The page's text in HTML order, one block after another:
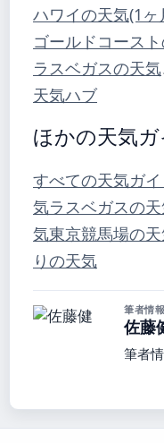
ハワイの天気(1ヶ
ゴールドコース
ラスベガスの天気
天気ハブ
ほかの天気ガ
すべての天気ガイ
気ラスベガスの
気東京競馬場の
りの天気
筆者情報
佐藤
筆者